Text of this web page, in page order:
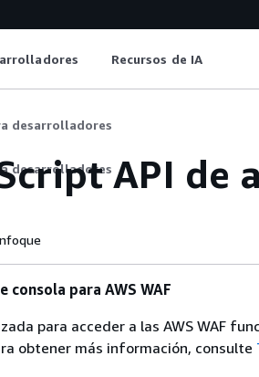
Recursos de IA
desarrolladores
desarrolladoresAPI de
consola para AWS WAF
para acceder a las AWS WAF
obtener más información, consulte